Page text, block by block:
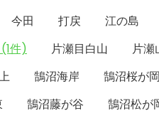
今田 打戻 江の島
件) 片瀬目白山 片瀬
鵠沼海岸 鵠沼桜が岡
鵠沼藤が谷 鵠沼松が